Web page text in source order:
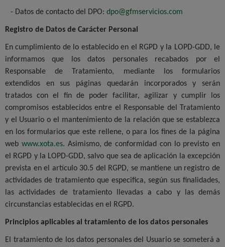
- Datos de contacto del DPO: dpo@gfmservicios.com
Registro de Datos de Carácter Personal
En cumplimiento de lo establecido en el RGPD y la LOPD-GDD, le
informamos que los datos personales recabados por el
Responsable de Tratamiento, mediante los formularios
extendidos en sus páginas quedarán incorporados y serán
tratados con el fin de poder facilitar, agilizar y cumplir los
compromisos establecidos entre el Responsable del Tratamiento
y el Usuario o el mantenimiento de la relación que se establezca
en los formularios que este rellene, o para los fines de la página
web www.xota.es. Asimismo, de conformidad con lo previsto en
el RGPD y la LOPD-GDD, salvo que sea de aplicación la excepción
prevista en el artículo 30.5 del RGPD, se mantiene un registro de
actividades de tratamiento que especifica, según sus finalidades,
las actividades de tratamiento llevadas a cabo y las demás
circunstancias establecidas en el RGPD.
Principios aplicables al tratamiento de los datos personales
El tratamiento de los datos personales del Usuario se someterá a